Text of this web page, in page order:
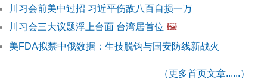
川习会前美中过招 习近平伤敌八百自损一万
川习会三大议题浮上台面 台湾居首位 🖼️
美FDA拟禁中俄数据：生技脱钩与国安防线新战火
（更多首页文章......）